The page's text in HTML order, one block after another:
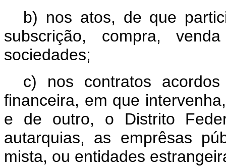
b) nos atos, de que
subscrição, compra,
sociedades;
c) nos contratos
financeira, em que
e de outro, o Distrito
autarquias, as emprêsas
mista, ou entidades